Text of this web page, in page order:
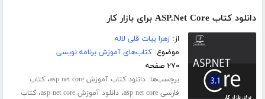
دانلود کتاب ASP.Net Core برای بازار کار
از:زهرا بیات قلی لاله
موضوع:کتاب‌های آموزش برنامه نویسی
۲۷۰ صفحه
برچسب‌ها:دانلود کتاب آموزش asp net core ،کتاب
فارسی asp net core
،دانلود آموزش asp net core ،کتاب